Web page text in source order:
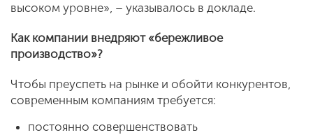
высоком уровне», – указывалось в докладе.
Как компании внедряют «бережливое
производство»?
Чтобы преуспеть на рынке и обойти конкурентов,
современным компаниям требуется:
постоянно совершенствовать